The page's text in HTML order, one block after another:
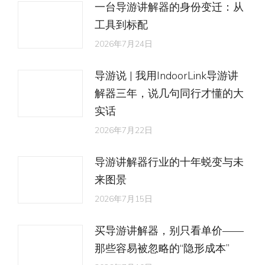
一台导游讲解器的身份变迁：从
工具到标配
2026年7月24日
导游说 | 我用IndoorLink导游讲
解器三年，说几句同行才懂的大
实话
2026年7月22日
导游讲解器行业的十年蜕变与未
来图景
2026年7月15日
买导游讲解器，别只看单价——
那些容易被忽略的“隐形成本”